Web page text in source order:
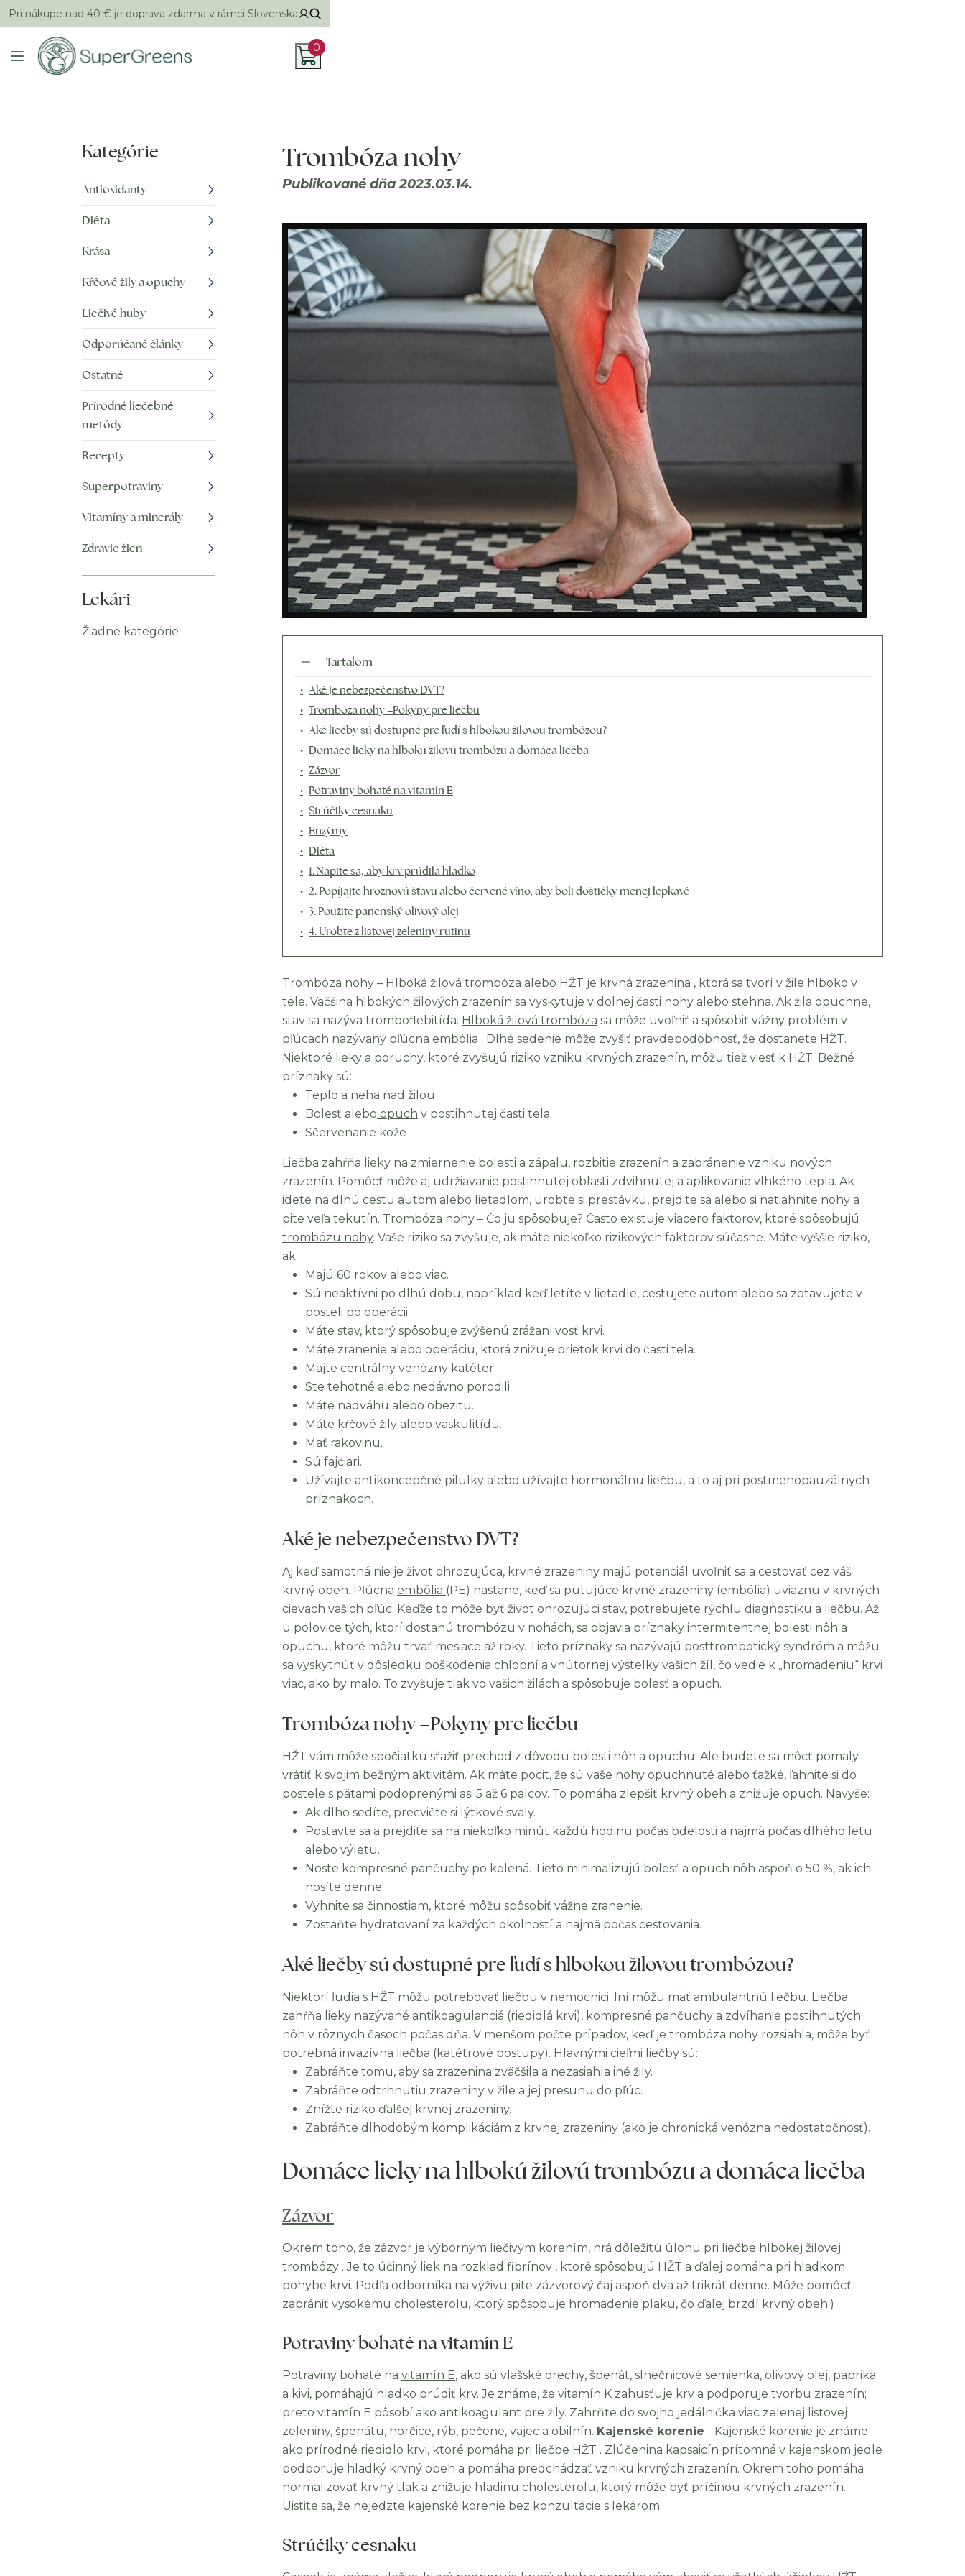
Pri nákupe nad 40 € je doprava zdarma v rámci Slovenska
0
Trombóza nohy
Publikované dňa 2023.03.14.
Tartalom
Aké je nebezpečenstvo DVT?
Trombóza nohy –Pokyny pre liečbu
Aké liečby sú dostupné pre ľudí s hlbokou žilovou trombózou?
Domáce lieky na hlbokú žilovú trombózu a domáca liečba
Zázvor
Potraviny bohaté na vitamín E
Strúčiky cesnaku
Enzýmy
Diéta
1. Napite sa, aby krv prúdila hladko
2. Popíjajte hroznovú šťavu alebo červené víno, aby boli doštičky menej lepkavé
3. Použite panenský olivový olej
4. Urobte z listovej zeleniny rutinu
Trombóza nohy – Hlboká žilová trombóza alebo HŽT je krvná zrazenina , ktorá sa tvorí v žile hlboko v
tele. Väčšina hlbokých žilových zrazenín sa vyskytuje v dolnej časti nohy alebo stehna. Ak žila opuchne,
stav sa nazýva tromboflebitída. Hlboká žilová trombóza sa môže uvoľniť a spôsobiť vážny problém v
pľúcach nazývaný pľúcna embólia . Dlhé sedenie môže zvýšiť pravdepodobnosť, že dostanete HŽT.
Niektoré lieky a poruchy, ktoré zvyšujú riziko vzniku krvných zrazenín, môžu tiež viesť k HŽT. Bežné
príznaky sú:
Teplo a neha nad žilou
Bolesť alebo opuch v postihnutej časti tela
Sčervenanie kože
Liečba zahŕňa lieky na zmiernenie bolesti a zápalu, rozbitie zrazenín a zabránenie vzniku nových
zrazenín. Pomôcť môže aj udržiavanie postihnutej oblasti zdvihnutej a aplikovanie vlhkého tepla. Ak
idete na dlhú cestu autom alebo lietadlom, urobte si prestávku, prejdite sa alebo si natiahnite nohy a
pite veľa tekutín. Trombóza nohy – Čo ju spôsobuje? Často existuje viacero faktorov, ktoré spôsobujú
trombózu nohy. Vaše riziko sa zvyšuje, ak máte niekoľko rizikových faktorov súčasne. Máte vyššie riziko,
ak:
Majú 60 rokov alebo viac.
Sú neaktívni po dlhú dobu, napríklad keď letíte v lietadle, cestujete autom alebo sa zotavujete v
posteli po operácii.
Máte stav, ktorý spôsobuje zvýšenú zrážanlivosť krvi.
Máte zranenie alebo operáciu, ktorá znižuje prietok krvi do časti tela.
Majte centrálny venózny katéter.
Ste tehotné alebo nedávno porodili.
Máte nadváhu alebo obezitu.
Máte kŕčové žily alebo vaskulitídu.
Mať rakovinu.
Sú fajčiari.
Užívajte antikoncepčné pilulky alebo užívajte hormonálnu liečbu, a to aj pri postmenopauzálnych
príznakoch.
Aké je nebezpečenstvo DVT?
Aj keď samotná nie je život ohrozujúca, krvné zrazeniny majú potenciál uvoľniť sa a cestovať cez váš
krvný obeh. Pľúcna embólia (PE) nastane, keď sa putujúce krvné zrazeniny (embólia) uviaznu v krvných
cievach vašich pľúc. Keďže to môže byť život ohrozujúci stav, potrebujete rýchlu diagnostiku a liečbu. Až
u polovice tých, ktorí dostanú trombózu v nohách, sa objavia príznaky intermitentnej bolesti nôh a
opuchu, ktoré môžu trvať mesiace až roky. Tieto príznaky sa nazývajú posttrombotický syndróm a môžu
sa vyskytnúť v dôsledku poškodenia chlopní a vnútornej výstelky vašich žíl, čo vedie k „hromadeniu“ krvi
viac, ako by malo. To zvyšuje tlak vo vašich žilách a spôsobuje bolesť a opuch.
Trombóza nohy –Pokyny pre liečbu
HŽT vám môže spočiatku sťažiť prechod z dôvodu bolesti nôh a opuchu. Ale budete sa môcť pomaly
vrátiť k svojim bežným aktivitám. Ak máte pocit, že sú vaše nohy opuchnuté alebo ťažké, ľahnite si do
postele s pätami podoprenými asi 5 až 6 palcov. To pomáha zlepšiť krvný obeh a znižuje opuch. Navyše:
Ak dlho sedíte, precvičte si lýtkové svaly.
Postavte sa a prejdite sa na niekoľko minút každú hodinu počas bdelosti a najmä počas dlhého letu
alebo výletu.
Noste kompresné pančuchy po kolená. Tieto minimalizujú bolesť a opuch nôh aspoň o 50 %, ak ich
nosíte denne.
Vyhnite sa činnostiam, ktoré môžu spôsobiť vážne zranenie.
Zostaňte hydratovaní za každých okolností a najmä počas cestovania.
Aké liečby sú dostupné pre ľudí s hlbokou žilovou trombózou?
Niektorí ľudia s HŽT môžu potrebovať liečbu v nemocnici. Iní môžu mať ambulantnú liečbu. Liečba
zahŕňa lieky nazývané antikoagulanciá (riedidlá krvi), kompresné pančuchy a zdvíhanie postihnutých
nôh v rôznych časoch počas dňa. V menšom počte prípadov, keď je trombóza nohy rozsiahla, môže byť
potrebná invazívna liečba (katétrové postupy). Hlavnými cieľmi liečby sú:
Zabráňte tomu, aby sa zrazenina zväčšila a nezasiahla iné žily.
Zabráňte odtrhnutiu zrazeniny v žile a jej presunu do pľúc.
Znížte riziko ďalšej krvnej zrazeniny.
Zabráňte dlhodobým komplikáciám z krvnej zrazeniny (ako je chronická venózna nedostatočnosť).
Domáce lieky na hlbokú žilovú trombózu a domáca liečba
Zázvor
Okrem toho, že zázvor je výborným liečivým korením, hrá dôležitú úlohu pri liečbe hlbokej žilovej
trombózy . Je to účinný liek na rozklad fibrínov , ktoré spôsobujú HŽT a ďalej pomáha pri hladkom
pohybe krvi. Podľa odborníka na výživu pite zázvorový čaj aspoň dva až trikrát denne. Môže pomôcť
zabrániť vysokému cholesterolu, ktorý spôsobuje hromadenie plaku, čo ďalej brzdí krvný obeh.)
Potraviny bohaté na vitamín E
Potraviny bohaté na vitamín E, ako sú vlašské orechy, špenát, slnečnicové semienka, olivový olej, paprika
a kivi, pomáhajú hladko prúdiť krv. Je známe, že vitamín K zahusťuje krv a podporuje tvorbu zrazenín;
preto vitamín E pôsobí ako antikoagulant pre žily. Zahrňte do svojho jedálnička viac zelenej listovej
zeleniny, špenátu, horčice, rýb, pečene, vajec a obilnín. Kajenské korenie
Kajenské korenie je známe
ako prírodné riedidlo krvi, ktoré pomáha pri liečbe HŽT . Zlúčenina kapsaicín prítomná v kajenskom jedle
podporuje hladký krvný obeh a pomáha predchádzať vzniku krvných zrazenín. Okrem toho pomáha
normalizovať krvný tlak a znižuje hladinu cholesterolu, ktorý môže byť príčinou krvných zrazenín.
Uistite sa, že nejedzte kajenské korenie bez konzultácie s lekárom.
Strúčiky cesnaku
Kategórie
Antioxidanty
Diéta
Krása
Kŕčové žily a opuchy
Liečivé huby
Odporúčané články
Ostatné
Prírodné liečebné
metódy
Recepty
Superpotraviny
Vitamíny a minerály
Zdravie žien
Lekári
Žiadne kategórie